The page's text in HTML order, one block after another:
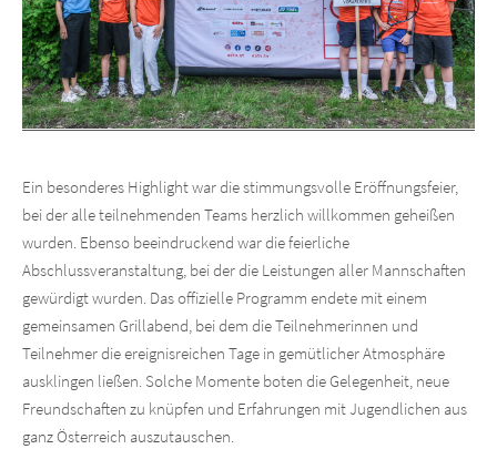
Ein besonderes Highlight war die stimmungsvolle Eröffnungsfeier,
bei der alle teilnehmenden Teams herzlich willkommen geheißen
wurden. Ebenso beeindruckend war die feierliche
Abschlussveranstaltung, bei der die Leistungen aller Mannschaften
gewürdigt wurden. Das offizielle Programm endete mit einem
gemeinsamen Grillabend, bei dem die Teilnehmerinnen und
Teilnehmer die ereignisreichen Tage in gemütlicher Atmosphäre
ausklingen ließen. Solche Momente boten die Gelegenheit, neue
Freundschaften zu knüpfen und Erfahrungen mit Jugendlichen aus
ganz Österreich auszutauschen.